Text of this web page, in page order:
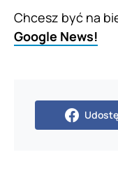
Chcesz być na
Google News!